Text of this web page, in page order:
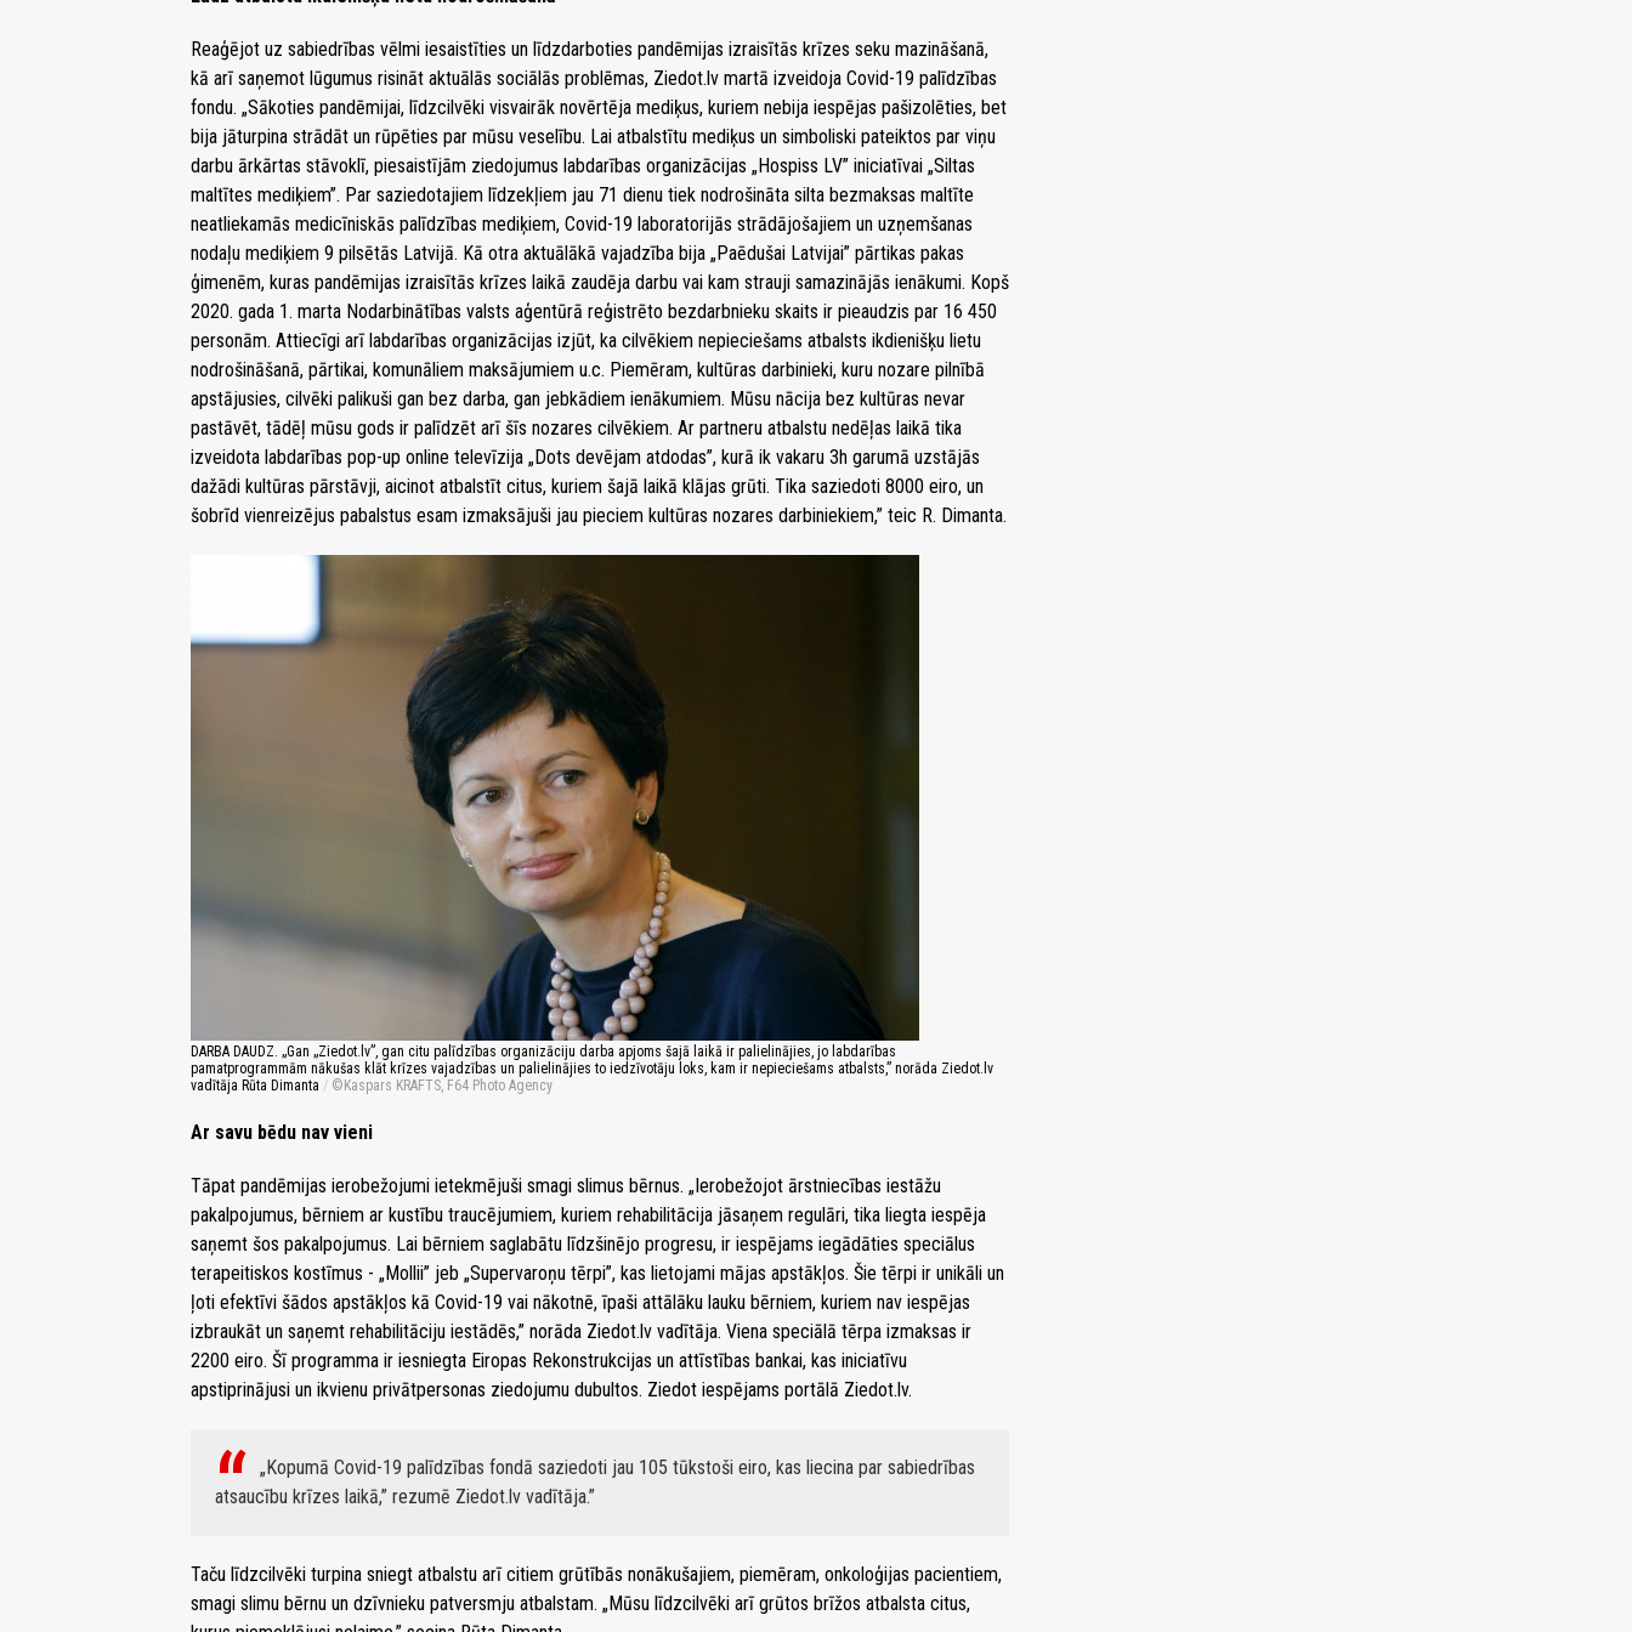
Reaģējot uz sabiedrības vēlmi iesaistīties un līdzdarboties pandēmijas izraisītās krīzes seku mazināšanā,
kā arī saņemot lūgumus risināt aktuālās sociālās problēmas, Ziedot.lv martā izveidoja Covid-19 palīdzības
fondu. „Sākoties pandēmijai, līdzcilvēki visvairāk novērtēja mediķus, kuriem nebija iespējas pašizolēties, bet
bija jāturpina strādāt un rūpēties par mūsu veselību. Lai atbalstītu mediķus un simboliski pateiktos par viņu
darbu ārkārtas stāvoklī, piesaistījām ziedojumus labdarības organizācijas „Hospiss LV” iniciatīvai „Siltas
maltītes mediķiem”. Par saziedotajiem līdzekļiem jau 71 dienu tiek nodrošināta silta bezmaksas maltīte
neatliekamās medicīniskās palīdzības mediķiem, Covid-19 laboratorijās strādājošajiem un uzņemšanas
nodaļu mediķiem 9 pilsētās Latvijā. Kā otra aktuālākā vajadzība bija „Paēdušai Latvijai” pārtikas pakas
ģimenēm, kuras pandēmijas izraisītās krīzes laikā zaudēja darbu vai kam strauji samazinājās ienākumi. Kopš
2020. gada 1. marta Nodarbinātības valsts aģentūrā reģistrēto bezdarbnieku skaits ir pieaudzis par 16 450
personām. Attiecīgi arī labdarības organizācijas izjūt, ka cilvēkiem nepieciešams atbalsts ikdienišķu lietu
nodrošināšanā, pārtikai, komunāliem maksājumiem u.c. Piemēram, kultūras darbinieki, kuru nozare pilnībā
apstājusies, cilvēki palikuši gan bez darba, gan jebkādiem ienākumiem. Mūsu nācija bez kultūras nevar
pastāvēt, tādēļ mūsu gods ir palīdzēt arī šīs nozares cilvēkiem. Ar partneru atbalstu nedēļas laikā tika
izveidota labdarības pop-up online televīzija „Dots devējam atdodas”, kurā ik vakaru 3h garumā uzstājās
dažādi kultūras pārstāvji, aicinot atbalstīt citus, kuriem šajā laikā klājas grūti. Tika saziedoti 8000 eiro, un
šobrīd vienreizējus pabalstus esam izmaksājuši jau pieciem kultūras nozares darbiniekiem,” teic R. Dimanta.
DARBA DAUDZ. „Gan „Ziedot.lv”, gan citu palīdzības organizāciju darba apjoms šajā laikā ir palielinājies, jo labdarības
pamatprogrammām nākušas klāt krīzes vajadzības un palielinājies to iedzīvotāju loks, kam ir nepieciešams atbalsts,” norāda Ziedot.lv
vadītāja Rūta Dimanta / Kaspars KRAFTS, F64 Photo Agency
Ar savu bēdu nav vieni
Tāpat pandēmijas ierobežojumi ietekmējuši smagi slimus bērnus. „Ierobežojot ārstniecības iestāžu
pakalpojumus, bērniem ar kustību traucējumiem, kuriem rehabilitācija jāsaņem regulāri, tika liegta iespēja
saņemt šos pakalpojumus. Lai bērniem saglabātu līdzšinējo progresu, ir iespējams iegādāties speciālus
terapeitiskos kostīmus - „Mollii” jeb „Supervaroņu tērpi”, kas lietojami mājas apstākļos. Šie tērpi ir unikāli un
ļoti efektīvi šādos apstākļos kā Covid-19 vai nākotnē, īpaši attālāku lauku bērniem, kuriem nav iespējas
izbraukāt un saņemt rehabilitāciju iestādēs,” norāda Ziedot.lv vadītāja. Viena speciālā tērpa izmaksas ir
2200 eiro. Šī programma ir iesniegta Eiropas Rekonstrukcijas un attīstības bankai, kas iniciatīvu
apstiprinājusi un ikvienu privātpersonas ziedojumu dubultos. Ziedot iespējams portālā Ziedot.lv.
„Kopumā Covid-19 palīdzības fondā saziedoti jau 105 tūkstoši eiro, kas liecina par sabiedrības
atsaucību krīzes laikā,” rezumē Ziedot.lv vadītāja.
Taču līdzcilvēki turpina sniegt atbalstu arī citiem grūtībās nonākušajiem, piemēram, onkoloģijas pacientiem,
smagi slimu bērnu un dzīvnieku patversmju atbalstam. „Mūsu līdzcilvēki arī grūtos brīžos atbalsta citus,